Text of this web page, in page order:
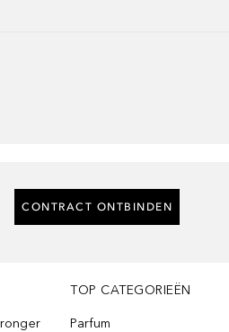
CONTRACT ONTBINDEN
TOP CATEGORIEËN
Parfum